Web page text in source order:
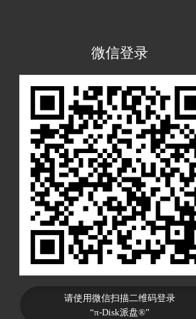
微信登录
请使用微信扫描二维码登录
“π-Disk派盘®”